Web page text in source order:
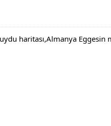
haritası,Almanya Eggesin